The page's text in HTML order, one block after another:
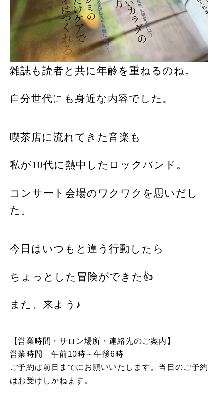
雑誌も読者と共に年齢を重ねるのね。
自分世代にも身近な内容でした。
喫茶店に流れてきた音楽も
私が10代に熱中したロックバンド。
コンサート会場のワクワクを思いだし
た。
今日はいつもと違う行動したら
ちょっとした冒険ができた 👍
また、来よう♪
【営業時間・サロン場所・連絡先のご案内】
営業時間 午前10時～午後6時
ご予約は前日までにお願いいたします。当日のご予約
はお受けしかねます。